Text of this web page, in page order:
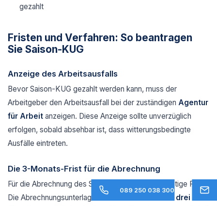
gezahlt
Fristen und Verfahren: So beantragen
Sie Saison-KUG
Anzeige des Arbeitsausfalls
Bevor Saison-KUG gezahlt werden kann, muss der
Arbeitgeber den Arbeitsausfall bei der zuständigen Agentur
für Arbeit anzeigen. Diese Anzeige sollte unverzüglich
erfolgen, sobald absehbar ist, dass witterungsbedingte
Ausfälle eintreten.
Die 3-Monats-Frist für die Abrechnung
Für die Abrechnung des Saison-KUG gilt eine wichtige Frist:
Die Abrechnungsunterlagen müssen innerhalb von drei
089 250 038 300